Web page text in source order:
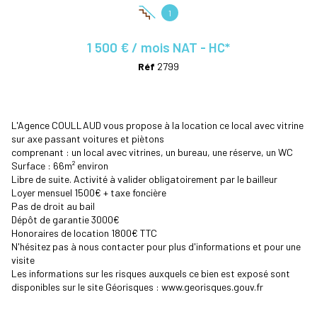
1
1 500 € / mois NAT - HC*
Réf 2799
L'Agence COULLAUD vous propose à la location ce local avec vitrine
sur axe passant voitures et piètons
comprenant : un local avec vitrines, un bureau, une réserve, un WC
Surface : 66m² environ
Libre de suite. Activité à valider obligatoirement par le bailleur
Loyer mensuel 1500€ + taxe foncière
Pas de droit au bail
Dépôt de garantie 3000€
Honoraires de location 1800€ TTC
N'hésitez pas à nous contacter pour plus d'informations et pour une
visite
Les informations sur les risques auxquels ce bien est exposé sont
disponibles sur le site Géorisques : www.georisques.gouv.fr